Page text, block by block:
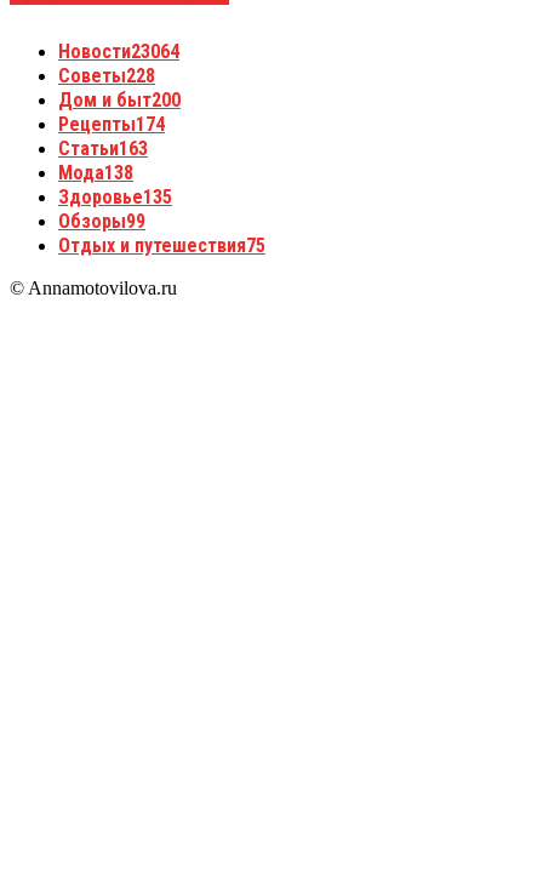
Новости23064
Советы228
Дом и быт200
Рецепты174
Статьи163
Мода138
Здоровье135
Обзоры99
Отдых и путешествия75
© Annamotovilova.ru